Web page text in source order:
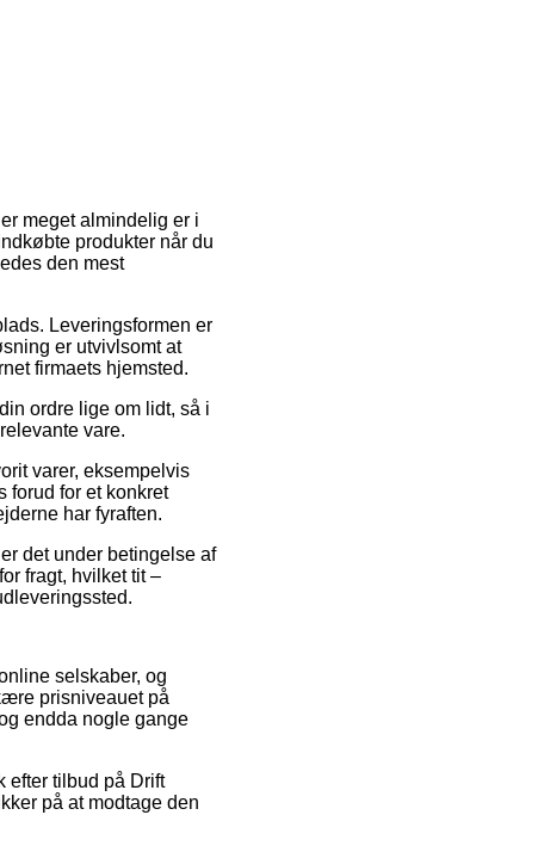
meget almindelig er i
produkter når du
den mest
Leveringsformen er
er utvivlsomt at
firmaets hjemsted.
ordre lige om lidt, så i
vare.
varer, eksempelvis
forud for et konkret
har fyraften.
det under betingelse af
fragt, hvilket tit –
selskaber, og
prisniveauet på
endda nogle gange
efter tilbud på Drift
på at modtage den